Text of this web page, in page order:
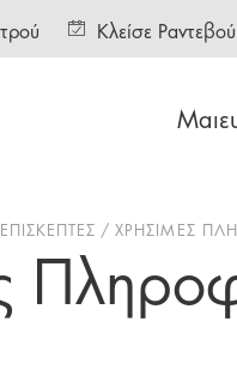
Κλείσε Ραντεβού
ΧΡΗΣΙΜΕΣ